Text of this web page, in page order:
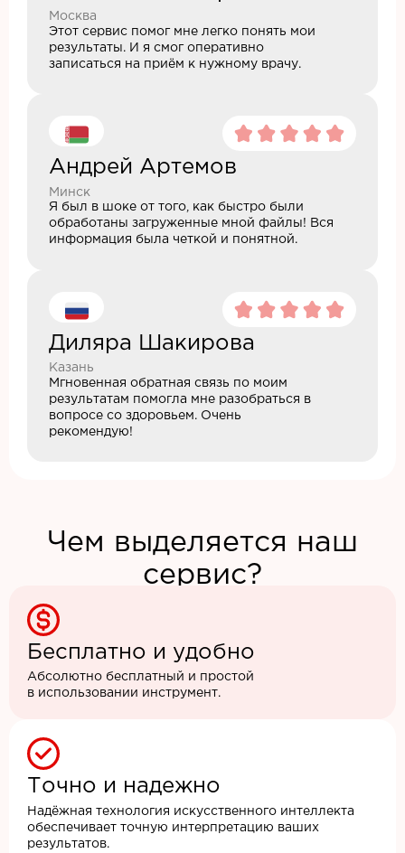
Москва
Этот сервис помог мне легко понять мои
результаты. И я смог оперативно
записаться на приём к нужному врачу.
Андрей Артемов
Минск
Я был в шоке от того, как быстро были
обработаны загруженные мной файлы! Вся
информация была четкой и понятной.
Диляра Шакирова
Казань
Мгновенная обратная связь по моим
результатам помогла мне разобраться в
вопросе со здоровьем. Очень
рекомендую!
Чем выделяется наш
сервис?
Бесплатно и удобно
Абсолютно бесплатный и простой
в использовании инструмент.
Точно и надежно
Надёжная технология искусственного интеллекта
обеспечивает точную интерпретацию ваших
результатов.